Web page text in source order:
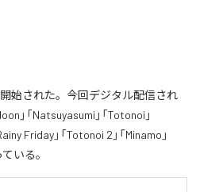
開始された。今回デジタル配信され
」「Natsuyasumi」「Totonoi」
Friday」「Totonoi 2」「Minamo」
いる。